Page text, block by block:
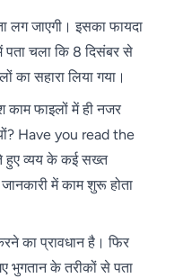
लग जाएगी। इसका फायदा
चला कि 8 दिसंबर से
का सहारा लिया गया।
फाइलों में ही नजर
Have you read the
हुए व्यय के कई सख्त
में काम शुरू होता
का प्रावधान है। फिर
भुगतान के तरीकों से पता